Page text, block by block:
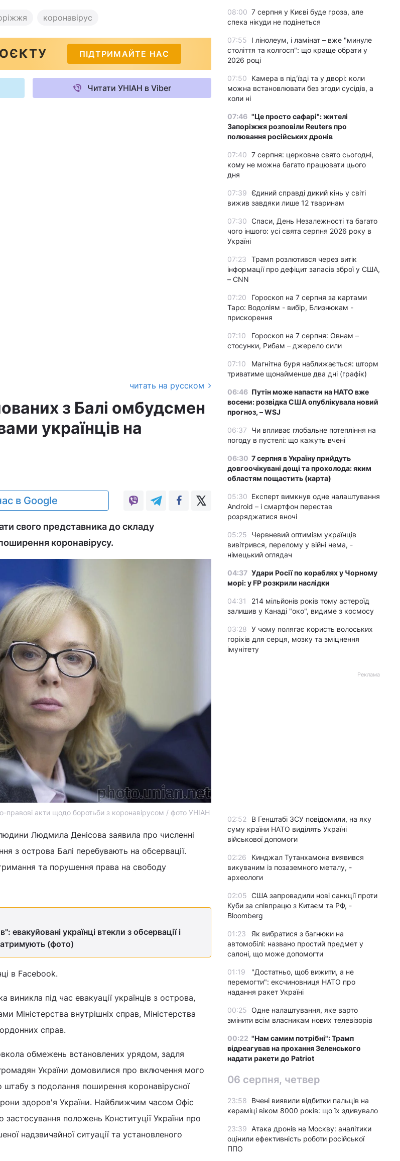
коронавірус
ПІДТРИМАЙТЕ НАС
Читати УНІАН в Viber
читать на русском
з Балі омбудсмен
українців на
в Google
свого представника до складу
коронавірусу.
акти щодо боротьби з коронавірусом / фото УНІАН
Людмила Денісова заявила про численні
з острова Балі перебувають на обсервації.
та порушення права на свободу
евакуйовані українці втекли з обсервації і
(фото)
в Facebook.
виникла під час евакуації українців з острова,
Міністерства внутрішніх справ, Міністерства
справ.
обмежень встановлених урядом, задля
України домовилися про включення мого
з подолання поширення коронавірусної
здоров'я України. Найближчим часом Офіс
положень Конституції України про
надзвичайної ситуації та установленого
08:00 7 серпня у Києві буде гроза, але
спека нікуди не подінеться
07:55
І лінолеум, і ламінат – вже "минуле
століття та колгосп": що краще обрати у
2026 році
07:50
Камера в під'їзді та у дворі: коли
можна встановлювати без згоди сусідів, а
коли ні
07:46 "Це просто сафарі": жителі
Запоріжжя розповіли Reuters про
полювання російських дронів
07:40 7 серпня: церковне свято сьогодні,
кому не можна багато працювати цього
дня
07:39 Єдиний справді дикий кінь у світі
вижив завдяки лише 12 тваринам
07:30 Спаси, День Незалежності та багато
чого іншого: усі свята серпня 2026 року в
Україні
07:23
Трамп розлютився через витік
інформації про дефіцит запасів зброї у США,
– CNN
07:20
Гороскоп на 7 серпня за картами
Таро: Водоліям - вибір, Близнюкам -
прискорення
07:10
Гороскоп на 7 серпня: Овнам –
стосунки, Рибам – джерело сили
07:10
Магнітна буря наближається: шторм
триватиме щонайменше два дні (графік)
06:46 Путін може напасти на НАТО вже
восени: розвідка США опублікувала новий
прогноз, – WSJ
06:37
Чи впливає глобальне потепління на
погоду в пустелі: що кажуть вчені
06:30 7 серпня в Україну прийдуть
довгоочікувані дощі та прохолода: яким
областям пощастить (карта)
05:30 Експерт вимкнув одне налаштування
Android – і смартфон перестав
розряджатися вночі
05:25
Червневий оптимізм українців
вивітрився, перелому у війні нема, -
німецький оглядач
04:37 Удари Росії по кораблях у Чорному
морі: у FP розкрили наслідки
04:31
214 мільйонів років тому астероїд
залишив у Канаді "око", видиме з космосу
03:28 У чому полягає користь волоських
горіхів для серця, мозку та зміцнення
імунітету
Реклама
02:52
В Генштабі ЗСУ повідомили, на яку
суму країни НАТО виділять Україні
військової допомоги
02:26
Кинджал Тутанхамона виявився
викуваним із позаземного металу, -
археологи
02:05 США запровадили нові санкції проти
Куби за співпрацю з Китаєм та РФ, -
Bloomberg
01:23
Як вибратися з багнюки на
автомобілі: названо простий предмет у
салоні, що може допомогти
01:19
"Достатньо, щоб вижити, а не
перемогти": ексчиновниця НАТО про
надання ракет Україні
00:25 Одне налаштування, яке варто
змінити всім власникам нових телевізорів
00:22 "Нам самим потрібні": Трамп
відреагував на прохання Зеленського
надати ракети до Patriot
06 серпня, четвер
23:58
Вчені виявили відбитки пальців на
кераміці віком 8000 років: що їх здивувало
23:39
Атака дронів на Москву: аналітики
оцінили ефективність роботи російської
ППО